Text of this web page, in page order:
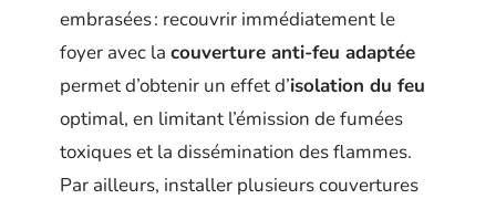
embrasées : recouvrir immédiatement le
foyer avec la couverture anti-feu adaptée
permet d’obtenir un effet d’isolation du feu
optimal, en limitant l’émission de fumées
toxiques et la dissémination des flammes.
Par ailleurs, installer plusieurs couvertures